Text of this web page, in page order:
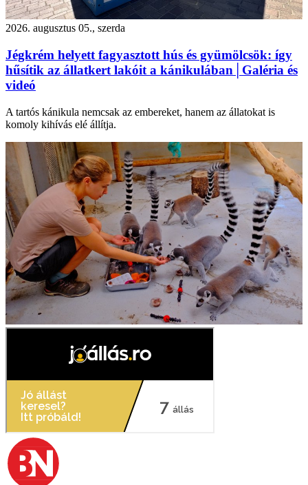
2026. augusztus 05., szerda
Jégkrém helyett fagyasztott hús és gyümölcsök: így
hűsítik az állatkert lakóit a kánikulában│Galéria és
videó
A tartós kánikula nemcsak az embereket, hanem az állatokat is
komoly kihívás elé állítja.